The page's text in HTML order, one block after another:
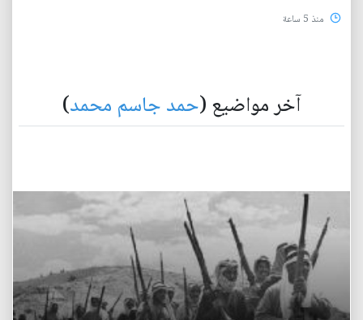
منذ 5 ساعة
آخر مواضيع (حمد جاسم محمد)